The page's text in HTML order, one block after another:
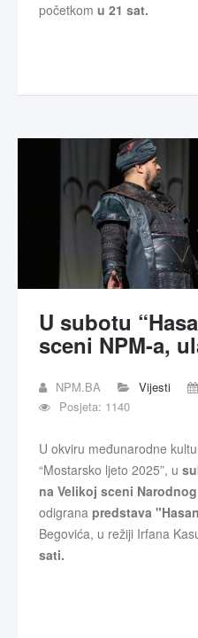
početkom u 21 sat.
U subotu
sceni NPM-a,
NPM.BA Vijesti
Posjeta: 1140
U okviru međunarodne
“Mostarsko ljeto 2025”, u
na Velikoj sceni
odigrana predstava
Begovića, u režiji Irfana
sati.